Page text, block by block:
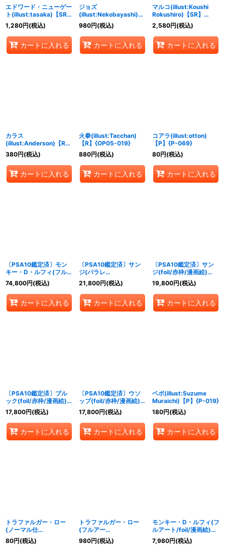
エドワード・ニューゲー
ト(illust:tasaka)【SR】
{OP02-004}
1,280円(税込)
カートに入れる
ジョズ
(illust:Nekobayashi)
【R】{OP02-008}
980円(税込)
カートに入れる
マルコ(illust:Koushi
Rokushiro)【SR】
{OP03-013}
2,580円(税込)
カートに入れる
カラス
(illust:Anderson)【R】
{OP05-005}
380円(税込)
カートに入れる
火拳(illust:Tacchan)
【R】{OP05-019}
880円(税込)
カートに入れる
コアラ(illust:otton)
【P】{P-069}
80円(税込)
カートに入れる
〔PSA10鑑定済〕モン
キー・D・ルフィ(フルア
ート/foil/漫画絵)【P】
{P-001}
74,800円(税込)
カートに入れる
〔PSA10鑑定済〕サン
ジ(パラレ
ル/illust:NIJIMAARC)
【R/P】{OP01-013}
21,800円(税込)
カートに入れる
〔PSA10鑑定済〕サン
ジ(foil/赤枠/漫画絵)
【C】{ST01-004}
19,800円(税込)
カートに入れる
〔PSA10鑑定済〕ブル
ック(foil/赤枠/漫画絵)
【C】{ST01-011}
17,800円(税込)
カートに入れる
〔PSA10鑑定済〕ウソ
ップ(foil/赤枠/漫画絵)
【C】{ST01-002}
17,800円(税込)
カートに入れる
ベポ(illust:Suzume
Muraichi)【P】{P-019}
180円(税込)
カートに入れる
トラファルガー・ロー
(ノーマル仕
様/illust:Tacchan)
【P】{P-017}
80円(税込)
トラファルガー・ロー
(フルアー
ト/foil/illust:Tacchan)
【P】{P-017}
980円(税込)
モンキー・D・ルフィ(フ
ルアート/foil/漫画絵)
【P】{P-001}
7,980円(税込)